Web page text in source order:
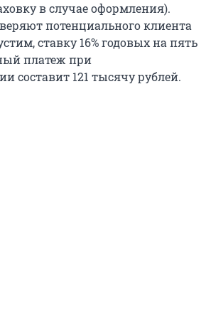
в случае оформления).
потенциального клиента
ставку 16% годовых на пять
платеж при
составит 121 тысячу рублей.